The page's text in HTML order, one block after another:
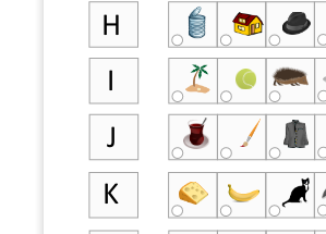
H
I
J
K